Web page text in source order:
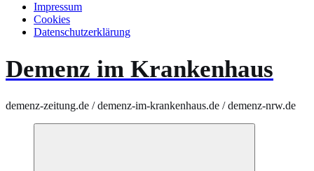
Impressum
Cookies
Datenschutzerklärung
Demenz im Krankenhaus
demenz-zeitung.de / demenz-im-krankenhaus.de / demenz-nrw.de